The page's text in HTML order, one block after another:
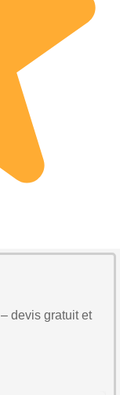
devis gratuit et